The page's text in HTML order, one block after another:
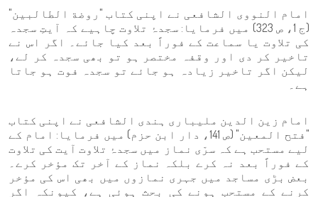
امام النووی الشافعی نے اپنی کتاب "روضة الطالبین"
(ج 1، ص 323) میں فرمایا: سجدۂ تلاوت چاہیے کہ آیتِ سجدہ
کی تلاوت یا سماعت کے فوراً بعد کیا جائے۔ اگر اس نے
تاخیر کر دی اور وقفہ مختصر ہو تو بھی سجدہ کر لے،
لیکن اگر تاخیر زیادہ ہو جائے تو سجدہ فوت ہو جاتا
ہے۔
امام زین الدین ملیباری ہندی الشافعی نے اپنی کتاب
"فتح المعین" (ص 141، دار ابن حزم) میں فرمایا: امام کے
لیے مستحب ہے کہ سرّی نماز میں سجدۂ تلاوت آیت کی تلاوت
کے فوراً بعد نہ کرے بلکہ نماز کے آخر تک مؤخر کرے۔
بعض بڑی مساجد میں جہری نمازوں میں بھی اس کی مؤخر
کرنے کے مستحب ہونے کی بحث ہوئی ہے، کیونکہ اگر